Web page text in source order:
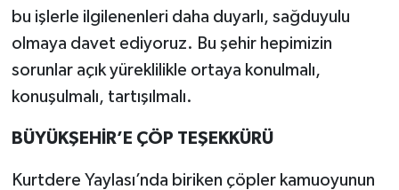
bu işlerle ilgilenenleri daha duyarlı, sağduyulu
olmaya davet ediyoruz. Bu şehir hepimizin
sorunlar açık yüreklilikle ortaya konulmalı,
konuşulmalı, tartışılmalı.
BÜYÜKŞEHİR’E ÇÖP TEŞEKKÜRÜ
Kurtdere Yaylası’nda biriken çöpler kamuoyunun